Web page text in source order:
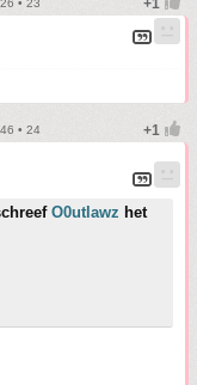
• 23
• 24
O0utlawz het